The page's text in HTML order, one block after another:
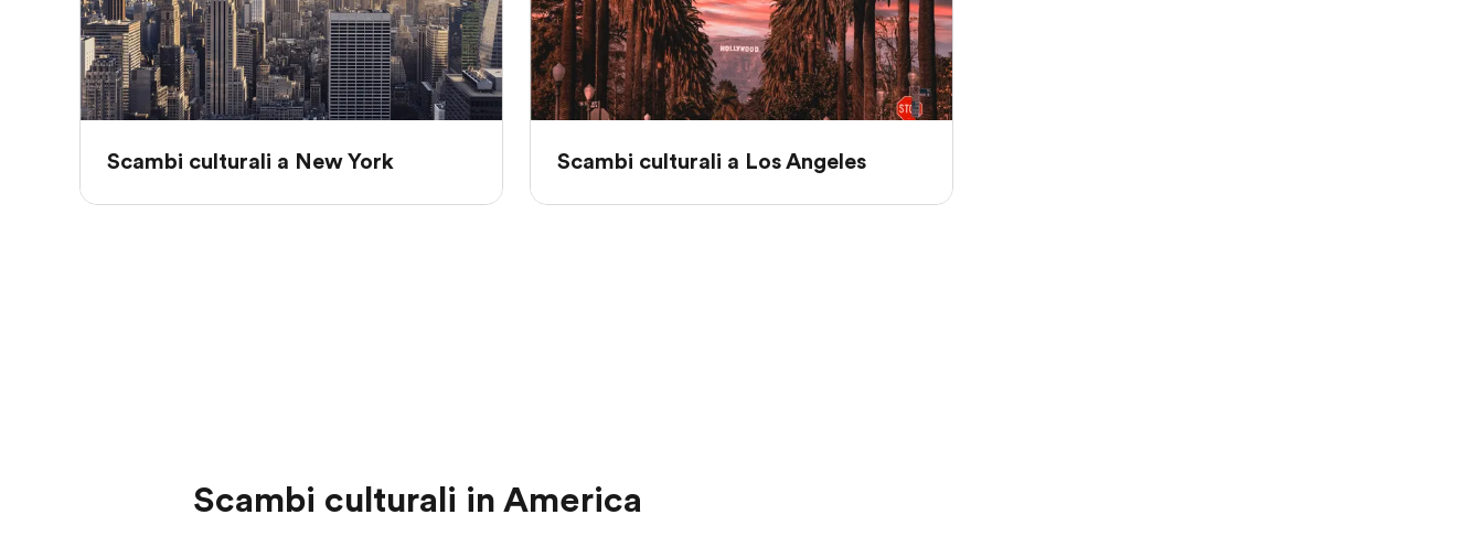
Scambi culturali a New York Scambi culturali a Los Angeles
Scambi culturali in America